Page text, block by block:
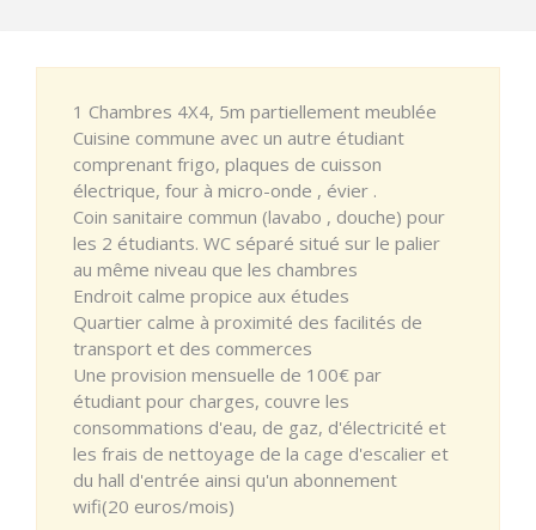
1 Chambres 4X4, 5m partiellement meublée
Cuisine commune avec un autre étudiant
comprenant frigo, plaques de cuisson
électrique, four à micro-onde , évier .
Coin sanitaire commun (lavabo , douche) pour
les 2 étudiants. WC séparé situé sur le palier
au même niveau que les chambres
Endroit calme propice aux études
Quartier calme à proximité des facilités de
transport et des commerces
Une provision mensuelle de 100€ par
étudiant pour charges, couvre les
consommations d'eau, de gaz, d'électricité et
les frais de nettoyage de la cage d'escalier et
du hall d'entrée ainsi qu'un abonnement
wifi(20 euros/mois)